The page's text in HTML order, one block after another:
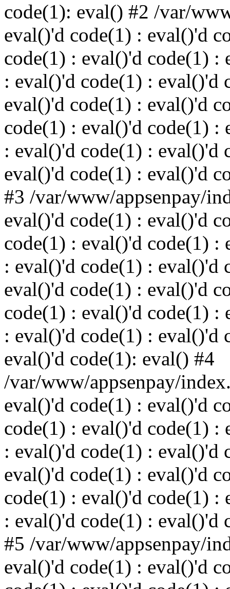
code(1): eval() #2 /var/
eval()'d code(1) : eval()'d
code(1) : eval()'d code(1) :
: eval()'d code(1) : eval()'d
eval()'d code(1) : eval()'d
code(1) : eval()'d code(1) :
: eval()'d code(1) : eval()'d
eval()'d code(1) : eval()'d
#3 /var/www/appsenpay/
eval()'d code(1) : eval()'d
code(1) : eval()'d code(1) :
: eval()'d code(1) : eval()'d
eval()'d code(1) : eval()'d
code(1) : eval()'d code(1) :
: eval()'d code(1) : eval()'d
eval()'d code(1): eval() #4
/var/www/appsenpay/
eval()'d code(1) : eval()'d
code(1) : eval()'d code(1) :
: eval()'d code(1) : eval()'d
eval()'d code(1) : eval()'d
code(1) : eval()'d code(1) :
: eval()'d code(1) : eval()'d
#5 /var/www/appsenpay/
eval()'d code(1) : eval()'d